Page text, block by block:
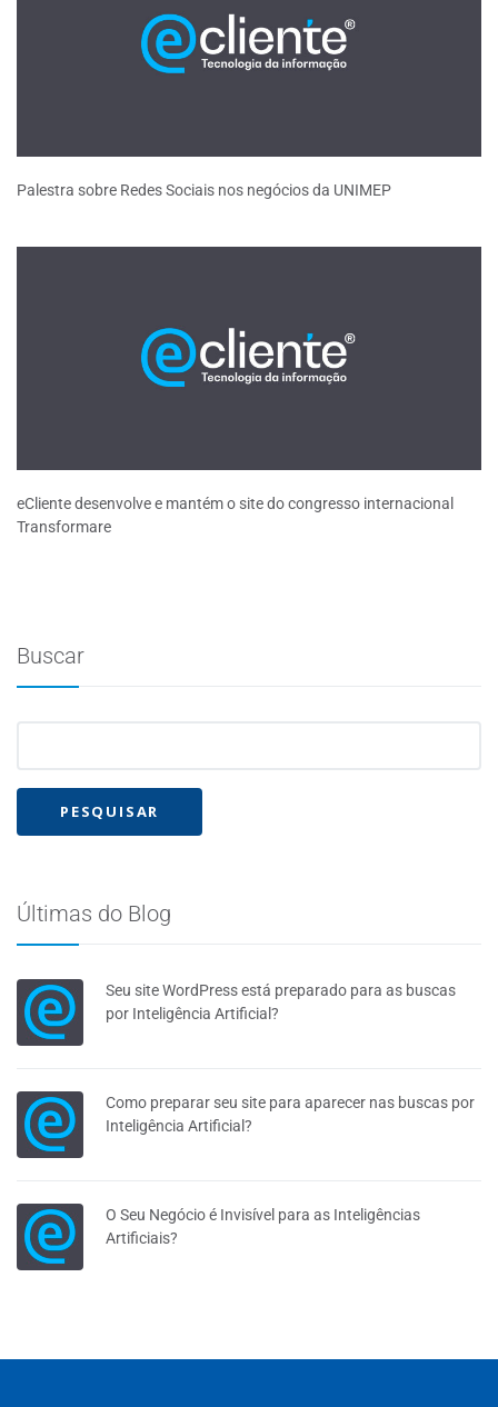
Palestra sobre Redes Sociais nos negócios da UNIMEP
eCliente desenvolve e mantém o site do congresso internacional
Transformare
Buscar
Últimas do Blog
Seu site WordPress está preparado para as buscas
por Inteligência Artificial?
Como preparar seu site para aparecer nas buscas por
Inteligência Artificial?
O Seu Negócio é Invisível para as Inteligências
Artificiais?